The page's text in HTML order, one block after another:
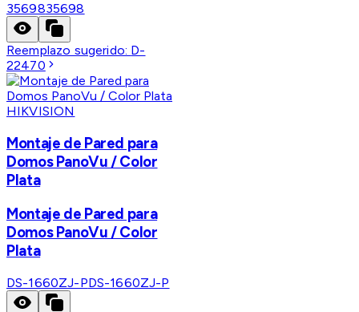
3569835698
Reemplazo sugerido: D-
22470
HIKVISION
Montaje de Pared para
Domos PanoVu / Color
Plata
Montaje de Pared para
Domos PanoVu / Color
Plata
DS-1660ZJ-PDS-1660ZJ-P